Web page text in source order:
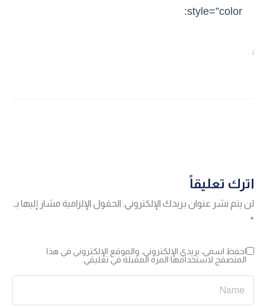
style=”color:
;
اترك تعليقاً
لن يتم نشر عنوان بريدك الإلكتروني. الحقول الإلزامية مشار إليها بـ
*
احفظ اسمي، بريدي الإلكتروني، والموقع الإلكتروني في هذا
المتصفح لاستخدامها المرة المقبلة في تعليقي.